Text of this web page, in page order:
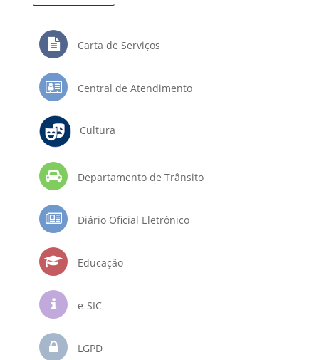
Carta de Serviços
Central de Atendimento
Cultura
Departamento de Trânsito
Diário Oficial Eletrônico
Educação
e-SIC
LGPD